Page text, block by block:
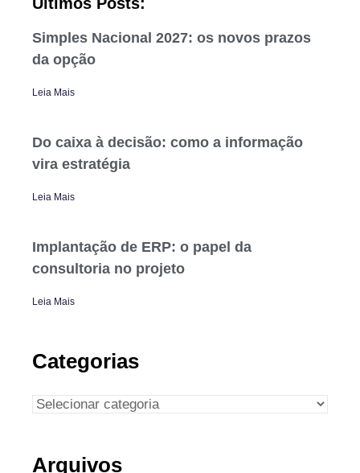
Simples Nacional 2027: os novos prazos
da opção
Leia Mais
Do caixa à decisão: como a informação
vira estratégia
Leia Mais
Implantação de ERP: o papel da
consultoria no projeto
Leia Mais
Categorias
Arquivos